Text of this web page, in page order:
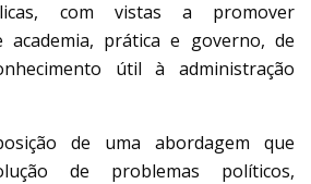
com vistas a promover
prática e governo, de
útil à administração
de uma abordagem que
de problemas políticos,